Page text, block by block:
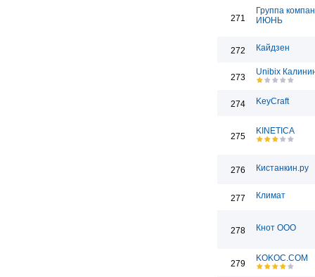
271
Группа
ИЮНЬ
272 Кайдзен
273
Unibix
274 KeyCraft
275
KINETICA
276 Кистанкин.ру
277 Климат
278 Кнот ООО
279
KOKOC.COM